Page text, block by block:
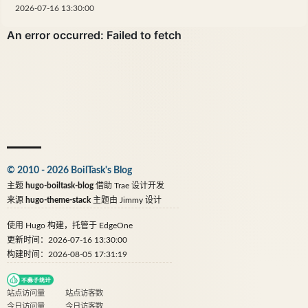
2026-07-16 13:30:00
© 2010 - 2026 BoilTask's Blog
主题 hugo-boiltask-blog借助 Trae 设计开发
来源 hugo-theme-stack 主题由 Jimmy 设计
使用 Hugo 构建，托管于 EdgeOne
更新时间：2026-07-16 13:30:00
构建时间：2026-08-05 17:31:19
站点访问量
站点访客数
今日访问量
今日访客数